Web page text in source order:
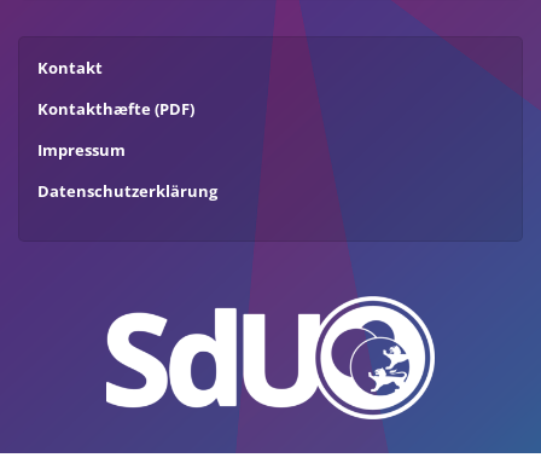
Kontakt
Kontakthæfte (PDF)
Impressum
Datenschutzerklärung